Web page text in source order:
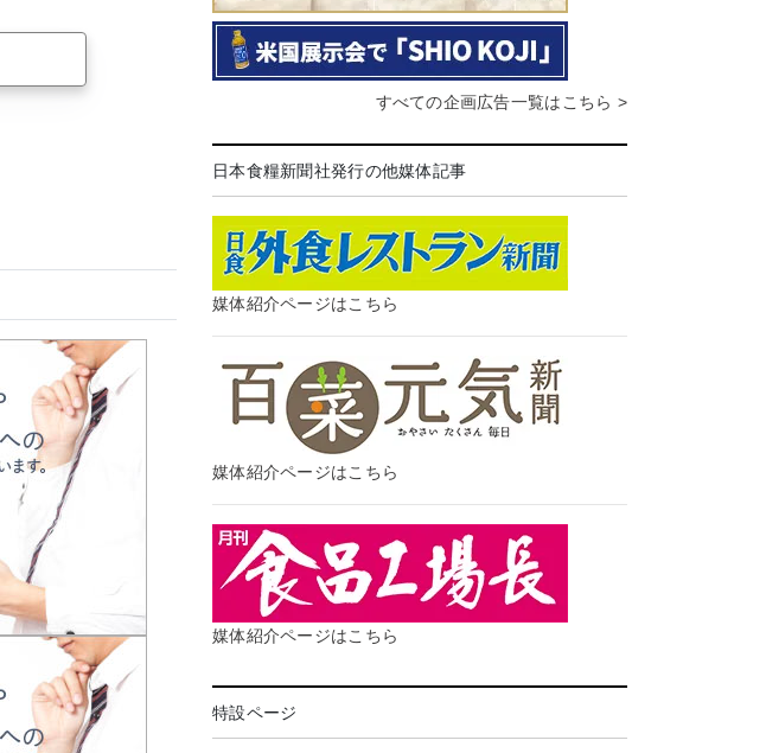
すべての企画広告一覧はこちら >
日本食糧新聞社発行の他媒体記事
媒体紹介ページはこちら
媒体紹介ページはこちら
媒体紹介ページはこちら
特設ページ